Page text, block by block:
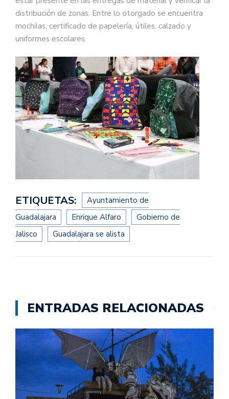
distribución de zonas. Entre lo otorgado se encuentra
mochilas, certificado de papelería, útiles, calzado y
uniformes escolares.
ETIQUETAS:
Ayuntamiento de
Guadalajara
Enrique Alfaro
Gobierno de
Jalisco
Guadalajara se alista
ENTRADAS RELACIONADAS